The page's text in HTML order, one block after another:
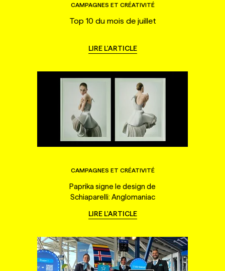
CAMPAGNES ET CRÉATIVITÉ
Top 10 du mois de juillet
LIRE L'ARTICLE
CAMPAGNES ET CRÉATIVITÉ
Paprika signe le design de
Schiaparelli: Anglomaniac
LIRE L'ARTICLE